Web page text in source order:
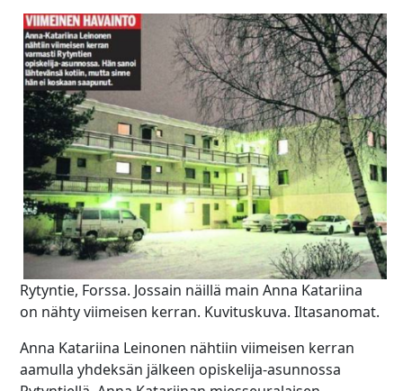
Rytyntie, Forssa. Jossain näillä main Anna Katariina
on nähty viimeisen kerran. Kuvituskuva. Iltasanomat.
Anna Katariina Leinonen nähtiin viimeisen kerran
aamulla yhdeksän jälkeen opiskelija-asunnossa